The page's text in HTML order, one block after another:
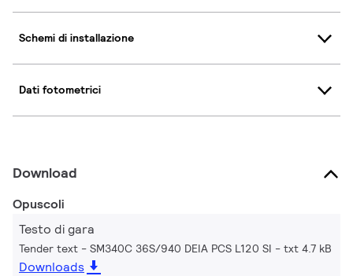
Schemi di installazione
Dati fotometrici
Download
Opuscoli
Testo di gara
Tender text - SM340C 36S/940 DEIA PCS L120 SI txt 4.7 kB
Downloads